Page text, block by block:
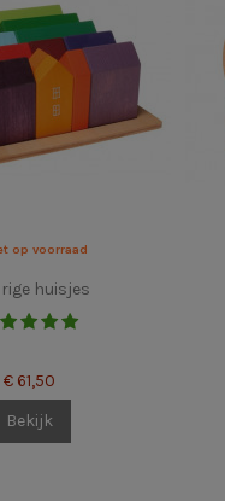
op voorraad
huisjes
€ 61,50
Bekijk